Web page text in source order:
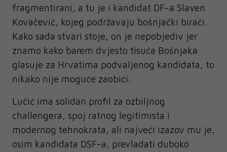
fragmentirani, a tu je i kandidat DF-a Slaven
Kovačević, kojeg podržavaju bošnjački birači.
Kako sada stvari stoje, on je nepobjediv jer
znamo kako barem dvjesto tisuća Bošnjaka
glasuje za Hrvatima podvaljenog kandidata, to
nikako nije moguće zaobići.
Lučić ima solidan profil za ozbiljnog
challengera, spoj ratnog legitimista i
modernog tehnokrata, ali najveći izazov mu je,
osim kandidata DSF-a, prevladati duboko